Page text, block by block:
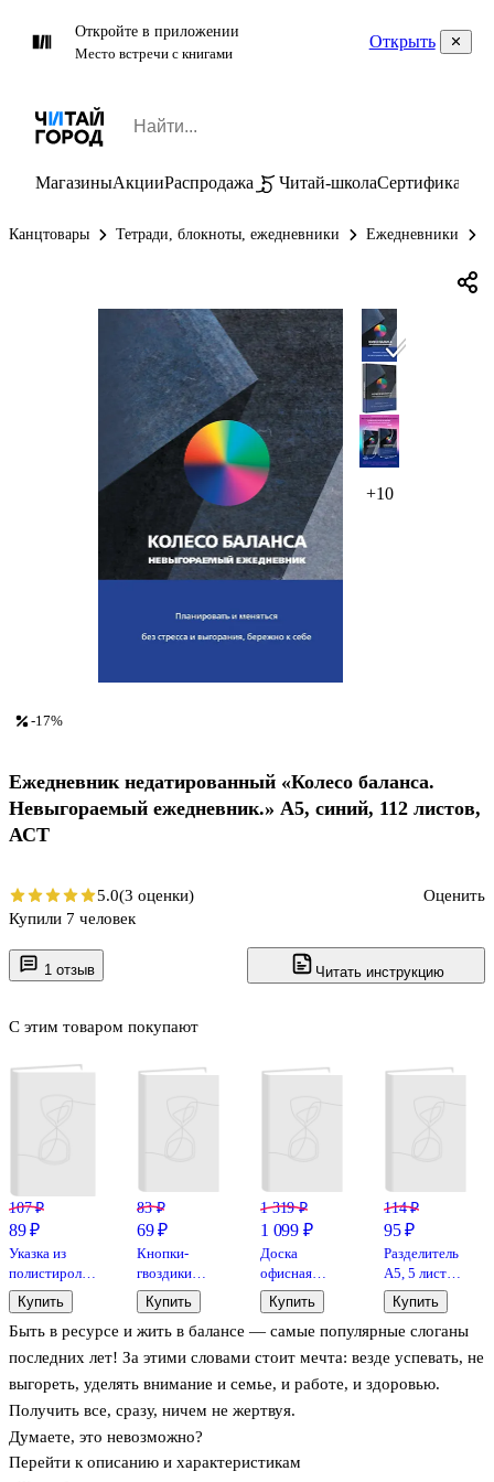
Откройте в приложении
Место встречи с книгами
Открыть
МагазиныАкцииРаспродажа Читай-школаСертификаты
Канцтовары Тетради, блокноты, ежедневники Ежедневники
+10
1 отзыв Читать инструкцию
Быть в ресурсе и жить в балансе — самые популярные слоганы
последних лет! За этими словами стоит мечта: везде успевать, не
выгореть, уделять внимание и семье, и работе, и здоровью.
Получить все, сразу, ничем не жертвуя.
Думаете, это невозможно?
Больше полувека назад эксперт по саморазвитию Пол Дж. Майер
Перейти к описанию и характеристикам
С этим товаром покупают
107 ₽
89 ₽
Указка из
полистирола
в
ассортименте,
СТАММ
Купить
83 ₽
69 ₽
Кнопки-
гвоздики
GoodMark,
50 штук,
цветные
Купить
1 319 ₽
1 099 ₽
Доска
офисная
пробковая,
45 х 60 см
Купить
114 ₽
95 ₽
Разделитель
А5, 5 листов,
цветной,
Hatber
Купить
-17%
Ежедневник недатированный «Колесо баланса.
Невыгораемый ежедневник.» А5, синий, 112 листов,
АСТ
5.0(3 оценки)
Оценить
Купили 7 человек